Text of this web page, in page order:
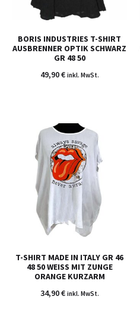
BORIS INDUSTRIES T-SHIRT
AUSBRENNER OPTIK SCHWARZ
GR 48 50
49,90€ inkl. MwSt.
T-SHIRT MADE IN ITALY GR 46
48 50 WEISS MIT ZUNGE O
RANGE KURZARM
34,90€ inkl. MwSt.